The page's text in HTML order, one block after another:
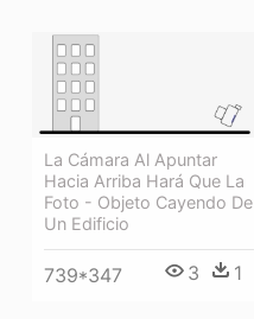
La Cámara Al Apuntar
Hacia Arriba Hará Que La
Foto - Objeto Cayendo De
Un Edificio
739*347 3 1